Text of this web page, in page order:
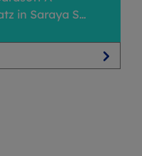
in Saraya S…